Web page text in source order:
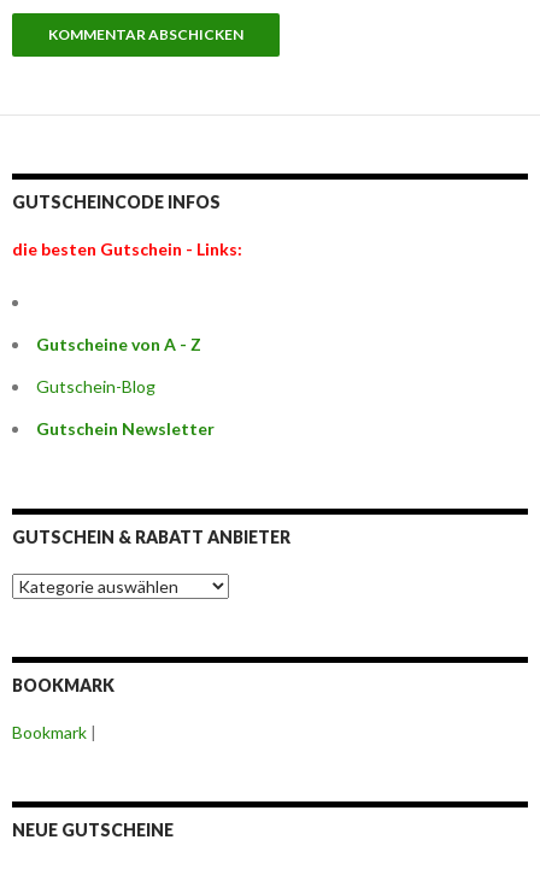
GUTSCHEINCODE INFOS
die besten Gutschein - Links:
Gutscheine von A - Z
Gutschein-Blog
Gutschein Newsletter
GUTSCHEIN & RABATT ANBIETER
G
u
h
i
R
a
BOOKMARK
Bookmark |
NEUE GUTSCHEINE